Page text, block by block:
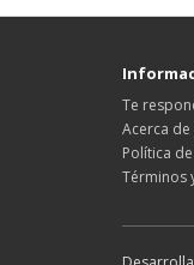
Te
Acerca
Política
Términos